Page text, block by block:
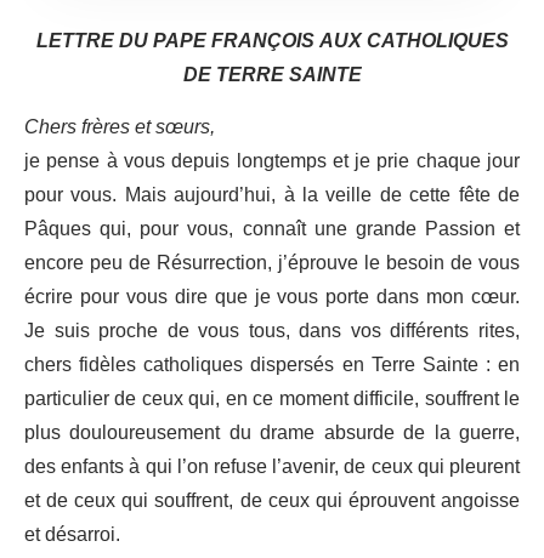
LETTRE DU PAPE FRANÇOIS AUX CATHOLIQUES
DE TERRE SAINTE
Chers frères et sœurs,
je pense à vous depuis longtemps et je prie chaque jour
pour vous. Mais aujourd’hui, à la veille de cette fête de
Pâques qui, pour vous, connaît une grande Passion et
encore peu de Résurrection, j’éprouve le besoin de vous
écrire pour vous dire que je vous porte dans mon cœur.
Je suis proche de vous tous, dans vos différents rites,
chers fidèles catholiques dispersés en Terre Sainte : en
particulier de ceux qui, en ce moment difficile, souffrent le
plus douloureusement du drame absurde de la guerre,
des enfants à qui l’on refuse l’avenir, de ceux qui pleurent
et de ceux qui souffrent, de ceux qui éprouvent angoisse
et désarroi.